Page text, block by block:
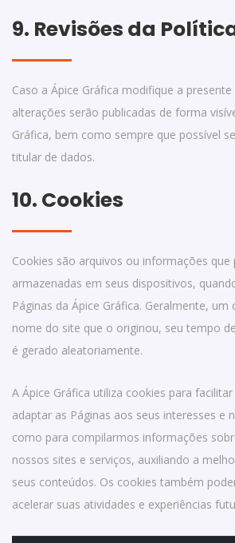
9. Revisões da
Caso a Ápice Gráfica modifique a
alterações serão publicadas de forma
Gráfica, bem como sempre que possível
titular de dados.
10. Cookies
Cookies são arquivos ou informações que
armazenadas em seus dispositivos,
Páginas da Ápice Gráfica. Geralmente,
nome do site que o originou, seu tempo
é gerado aleatoriamente.
A Ápice Gráfica utiliza cookies para
adaptar as Páginas aos seus interesses e
como para compilarmos informações
nossos sites e serviços, auxiliando a
seus conteúdos. Os cookies também
acelerar suas atividades e experiências